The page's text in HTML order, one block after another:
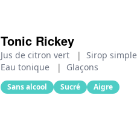
Tonic Rickey
Jus de citron vert | Sirop simple
Eau tonique
| Glaçons
Sans alcool Sucré Aigre